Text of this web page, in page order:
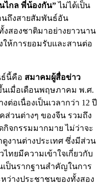
ไกล พี่น้องกัน”ไม่ได้เป็น
นถึงสายสัมพันธ์อัน
สองชาติมาอย่างยาวนาน
ให้การยอมรับและสานต่อ
นี้คือ สมาคมผู้สื่อข่าว
เมื่อเดือนพฤษภาคม พ.ศ.
ต่อเนื่องเป็นเวลากว่า 12 ปี
วนต่างๆ ของจีน รวมถึง
จกรรมมากมาย ไม่ว่าจะ
งานต่างประเทศ ซึ่งมีส่วน
ทยมีความเข้าใจเกี่ยวกับ
เป็นรากฐานสำคัญในการ
ว่างประชาชนของทั้งสอง